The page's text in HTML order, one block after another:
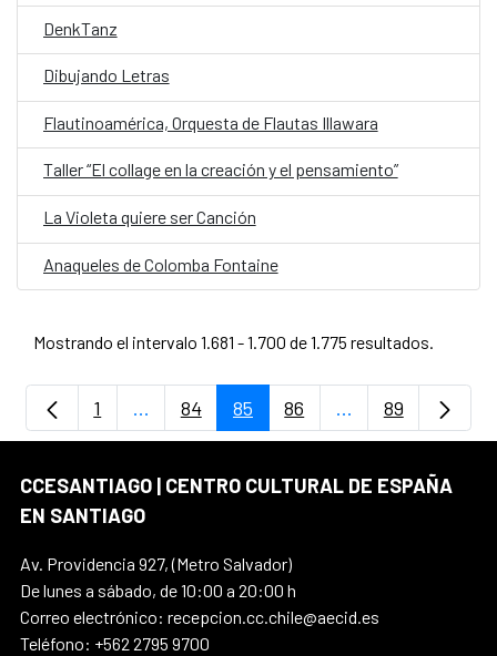
DenkTanz
Dibujando Letras
Flautinoamérica, Orquesta de Flautas Illawara
Taller “El collage en la creación y el pensamiento”
La Violeta quiere ser Canción
Anaqueles de Colomba Fontaine
Mostrando el intervalo 1.681 - 1.700 de 1.775 resultados.
Página
1 ...Páginas intermedias Use TAB para
Página
84 Página
85 Página
86 ...PáginasPágina
89
CCESANTIAGO | CENTRO CULTURAL DE ESPAÑA
EN SANTIAGO
Av. Providencia 927, (Metro Salvador)
De lunes a sábado, de 10:00 a 20:00 h
Correo electrónico: recepcion.cc.chile@aecid.es
Teléfono: +562 2795 9700